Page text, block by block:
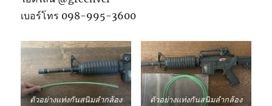
เบอร์โทร 098-995-3600
ตัวอย่างแท่งกันสนิมลำกล้อง
ตัวอย่างแท่งกันสนิมลำกล้อง